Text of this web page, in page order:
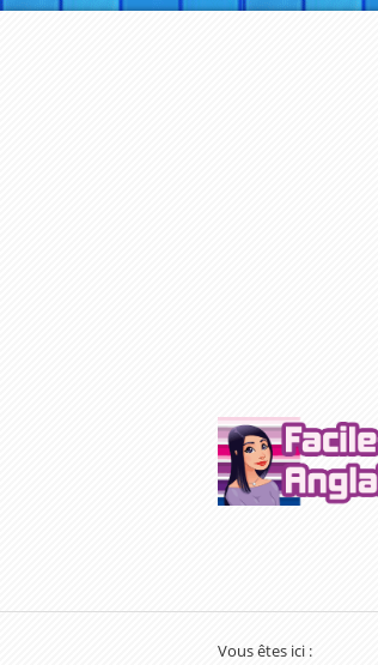
Vous êtes ici :